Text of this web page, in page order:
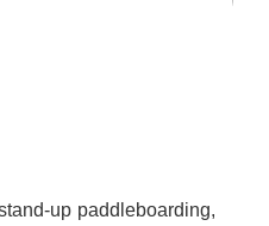
up paddleboarding,